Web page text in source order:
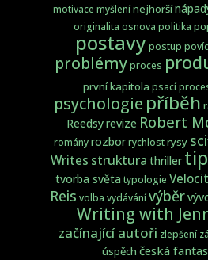
motivace myšlení nejhorší
originalita osnova politika
postavy postup
problémyproces
první kapitola psací
psychologie příběh
Reedsyrevize Robert
rományrozborrychlostrysy
Writes struktura thriller
tvorba světa typologie
Reis volba vydávánívýběr
Writing with
začínající autoři zlepšení
úspěch česká